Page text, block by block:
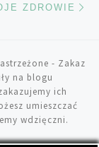
ZDROWIE
- Zakaz
na blogu
ich
umieszczać
wdzięczni.